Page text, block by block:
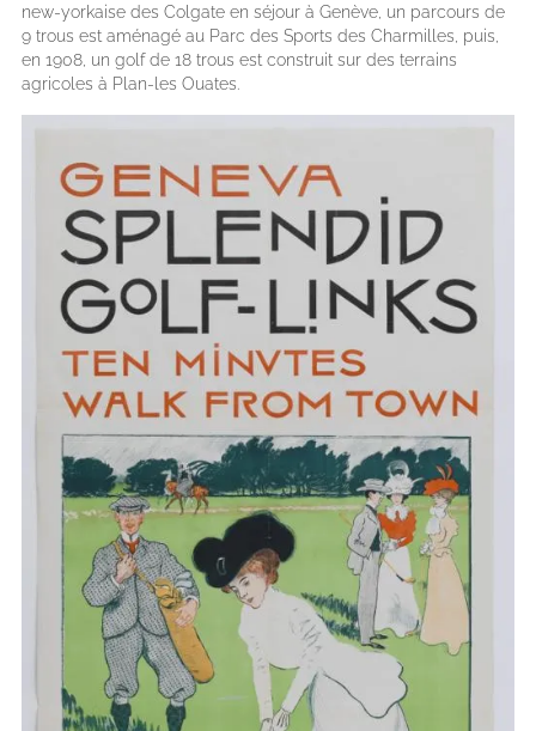
new-yorkaise des Colgate en séjour à Genève, un parcours de
9 trous est aménagé au Parc des Sports des Charmilles, puis,
en 1908, un golf de 18 trous est construit sur des terrains
agricoles à Plan-les Ouates.